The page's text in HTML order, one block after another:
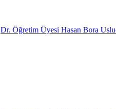
Dr. Öğretim Üyesi Hasan Bora